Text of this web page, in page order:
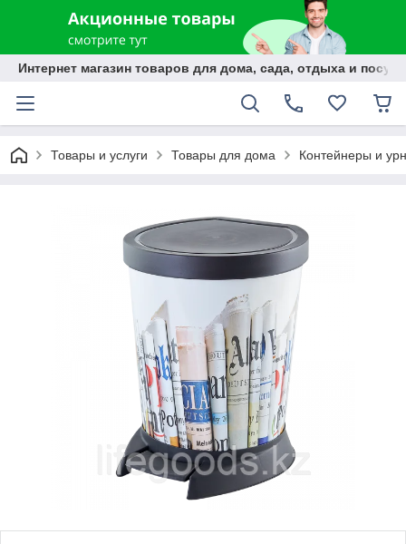
Интернет магазин товаров для дома, сада, отдыха и
Товары и услуги Товары для дома Контейнеры и